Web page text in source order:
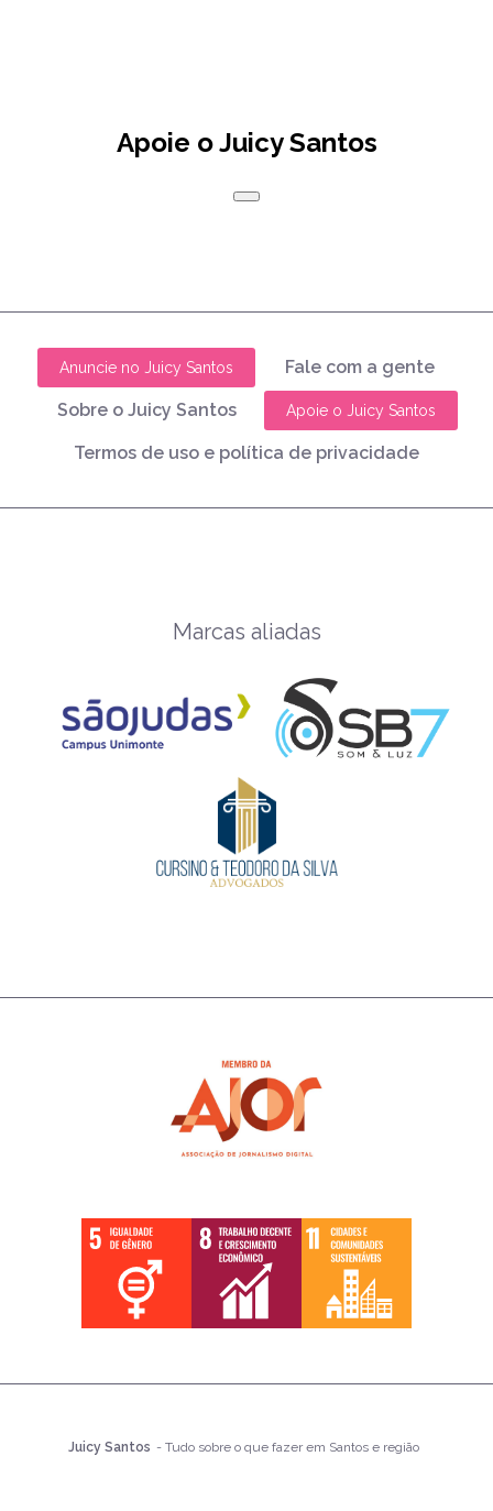
Apoie o Juicy Santos
Anuncie no Juicy Santos Fale com a gente
Sobre o Juicy Santos Apoie o Juicy Santos
Termos de uso e política de privacidade
Marcas aliadas
Juicy Santos - Tudo sobre o que fazer em Santos e região